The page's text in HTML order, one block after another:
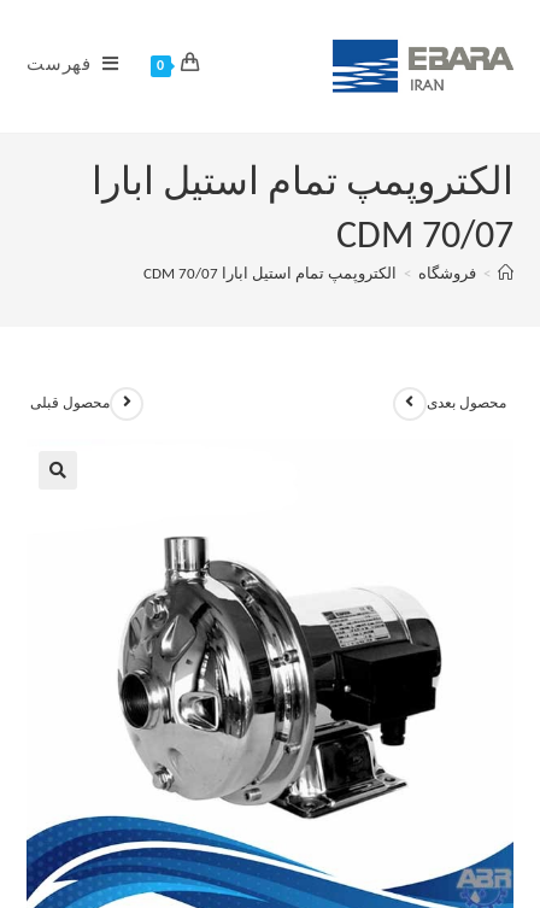
0 فهرست
الکتروپمپ تمام استیل ابارا
CDM 70/07
> فروشگاه > الکتروپمپ تمام استیل ابارا CDM 70/07
محصول قبلی محصول بعدی